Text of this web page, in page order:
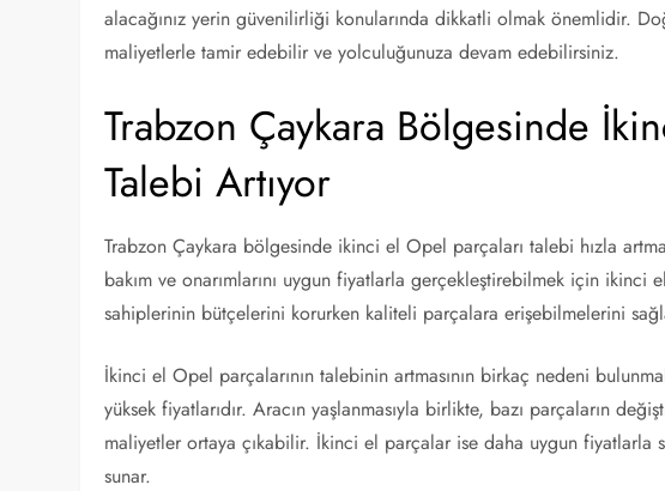
alacağınız yerin güvenilirliği konularında dikkatli olmak önemlidir.
maliyetlerle tamir edebilir ve yolculuğunuza devam edebilirsiniz.
Trabzon Çaykara Bölgesinde
Talebi Artıyor
Trabzon Çaykara bölgesinde ikinci el Opel parçaları talebi hızla
bakım ve onarımlarını uygun fiyatlarla gerçekleştirebilmek için
sahiplerinin bütçelerini korurken kaliteli parçalara erişebilmelerini
İkinci el Opel parçalarının talebinin artmasının birkaç nedeni
yüksek fiyatlarıdır. Aracın yaşlanmasıyla birlikte, bazı parçaların
maliyetler ortaya çıkabilir. İkinci el parçalar ise daha uygun fiyatlarla
sunar.